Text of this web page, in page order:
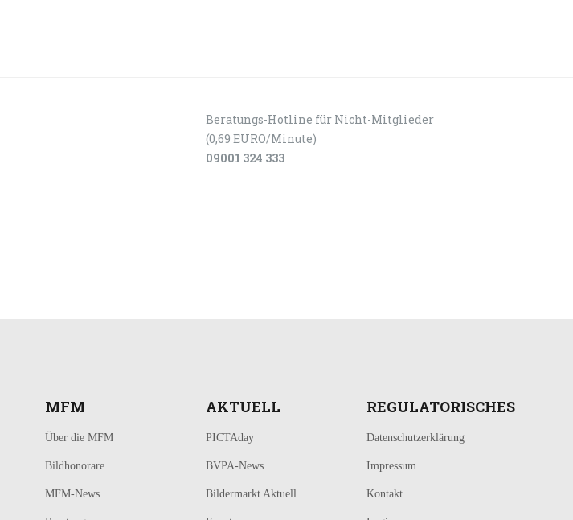
Beratungs-Hotline für Nicht-Mitglieder
(0,69 EURO/Minute)
09001 324 333
MFM
Über die MFM
Bildhonorare
MFM-News
AKTUELL
PICTAday
BVPA-News
Bildermarkt Aktuell
REGULATORISCHES
Datenschutzerklärung
Impressum
Kontakt